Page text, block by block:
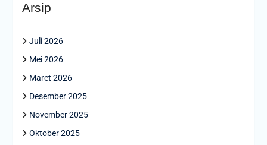
Arsip
Juli 2026
Mei 2026
Maret 2026
Desember 2025
November 2025
Oktober 2025